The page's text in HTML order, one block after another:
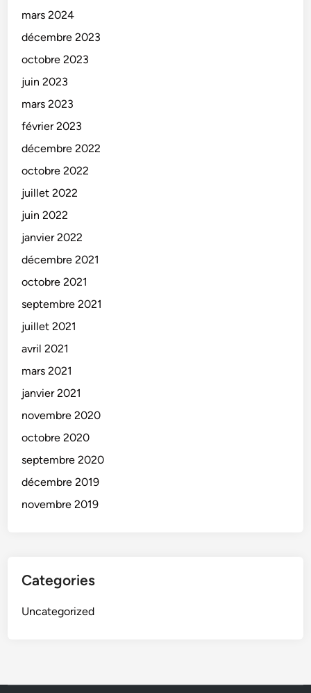
mars 2024
décembre 2023
octobre 2023
juin 2023
mars 2023
février 2023
décembre 2022
octobre 2022
juillet 2022
juin 2022
janvier 2022
décembre 2021
octobre 2021
septembre 2021
juillet 2021
avril 2021
mars 2021
janvier 2021
novembre 2020
octobre 2020
septembre 2020
décembre 2019
novembre 2019
Categories
Uncategorized